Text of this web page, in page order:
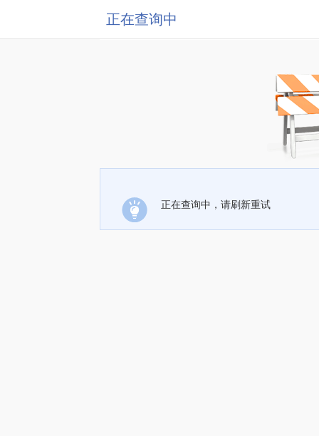
正在查询中
正在查询中，请刷新重试